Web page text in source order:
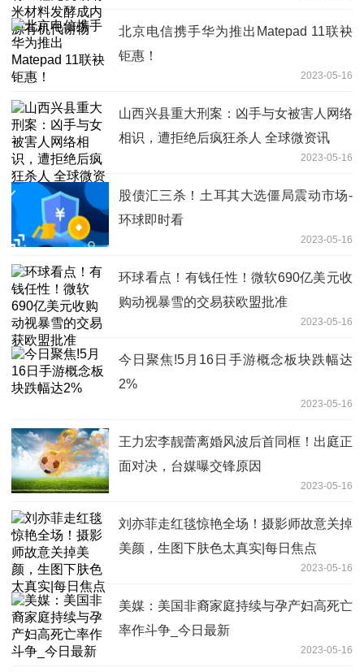
北京电信携手华为推出Matepad 11联袂
钜惠！
2023-05-16
山西兴县重大刑案：凶手与女被害人网络
相识，遭拒绝后疯狂杀人 全球微资讯
2023-05-16
股债汇三杀！土耳其大选僵局震动市场-
环球即时看
2023-05-16
环球看点！有钱任性！微软690亿美元收
购动视暴雪的交易获欧盟批准
2023-05-16
今日聚焦!5月16日手游概念板块跌幅达
2%
2023-05-16
王力宏李靓蕾离婚风波后首同框！出庭正
面对决，台媒曝交锋原因
2023-05-16
刘亦菲走红毯惊艳全场！摄影师故意关掉
美颜，生图下肤色太真实|每日焦点
2023-05-16
美媒：美国非裔家庭持续与孕产妇高死亡
率作斗争_今日最新
2023-05-16